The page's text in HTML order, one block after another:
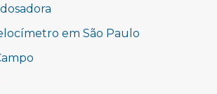
em São Paulo